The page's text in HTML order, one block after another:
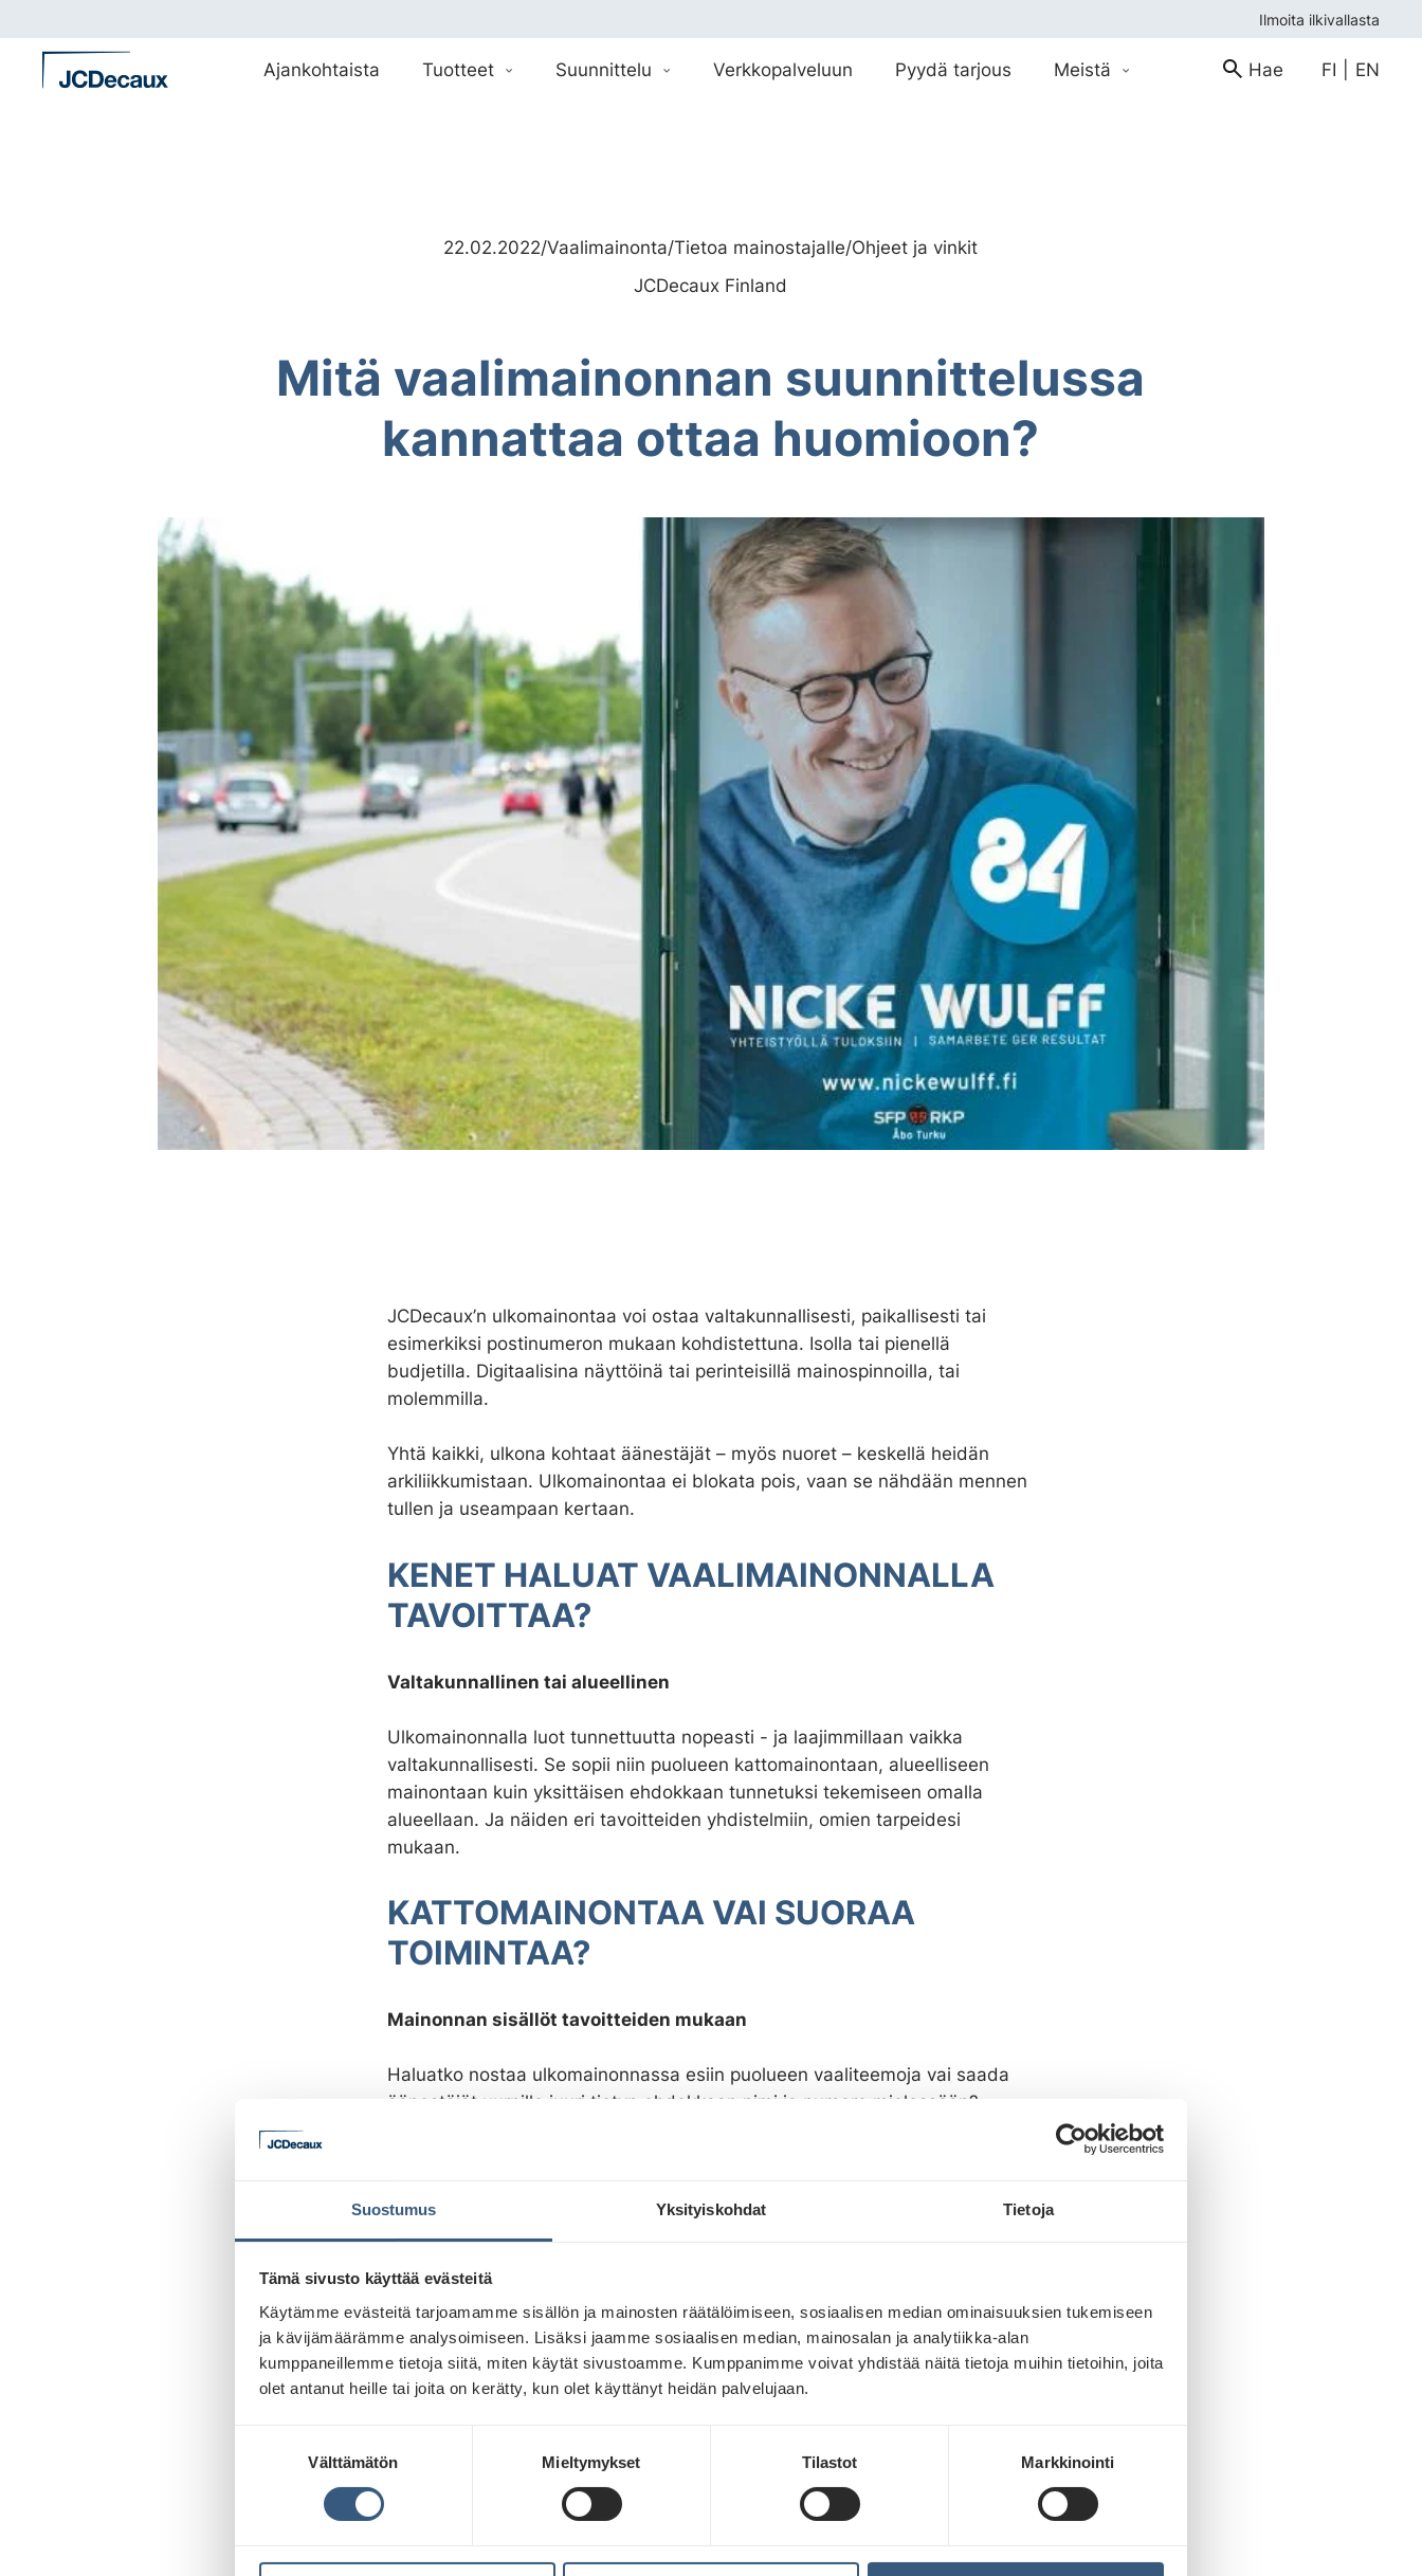
Suostumus Yksityiskohdat Tietoja
Tämä sivusto käyttää evästeitä
Käytämme evästeitä tarjoamamme sisällön ja mainosten räätälöimiseen, sosiaalisen median ominaisuuksien tukemiseen
ja kävijämäärämme analysoimiseen. Lisäksi jaamme sosiaalisen median, mainosalan ja analytiikka-alan
kumppaneillemme tietoja siitä, miten käytät sivustoamme. Kumppanimme voivat yhdistää näitä tietoja muihin tietoihin, joita
olet antanut heille tai joita on kerätty, kun olet käyttänyt heidän palvelujaan.
Välttämätön Mieltymykset Tilastot Markkinointi
suoraan
sisältöön
Ilmoita ilkivallasta
Ajankohtaista Tuotteet Suunnittelu Verkkopalveluun Pyydä tarjous Meistä Hae FI EN
22.02.2022/Vaalimainonta/Tietoa mainostajalle/Ohjeet ja vinkit
JCDecaux Finland
Mitä vaalimainonnan suunnittelussa
kannattaa ottaa huomioon?
JCDecaux’n ulkomainontaa voi ostaa valtakunnallisesti, paikallisesti tai
esimerkiksi postinumeron mukaan kohdistettuna. Isolla tai pienellä
budjetilla. Digitaalisina näyttöinä tai perinteisillä mainospinnoilla, tai
molemmilla.
Yhtä kaikki, ulkona kohtaat äänestäjät – myös nuoret – keskellä heidän
arkiliikkumistaan. Ulkomainontaa ei blokata pois, vaan se nähdään mennen
tullen ja useampaan kertaan.
KENET HALUAT VAALIMAINONNALLA
TAVOITTAA?
Valtakunnallinen tai alueellinen
Ulkomainonnalla luot tunnettuutta nopeasti - ja laajimmillaan vaikka
valtakunnallisesti. Se sopii niin puolueen kattomainontaan, alueelliseen
mainontaan kuin yksittäisen ehdokkaan tunnetuksi tekemiseen omalla
alueellaan. Ja näiden eri tavoitteiden yhdistelmiin, omien tarpeidesi
mukaan.
KATTOMAINONTAA VAI SUORAA
TOIMINTAA?
Mainonnan sisällöt tavoitteiden mukaan
Haluatko nostaa ulkomainonnassa esiin puolueen vaaliteemoja vai saada
äänestäjät uurnille juuri tietyn ehdokkaan nimi ja numero mielessään?
jos haluttuja viestejä on useampia, kannattaa käyttää useampia
mainosversioita.